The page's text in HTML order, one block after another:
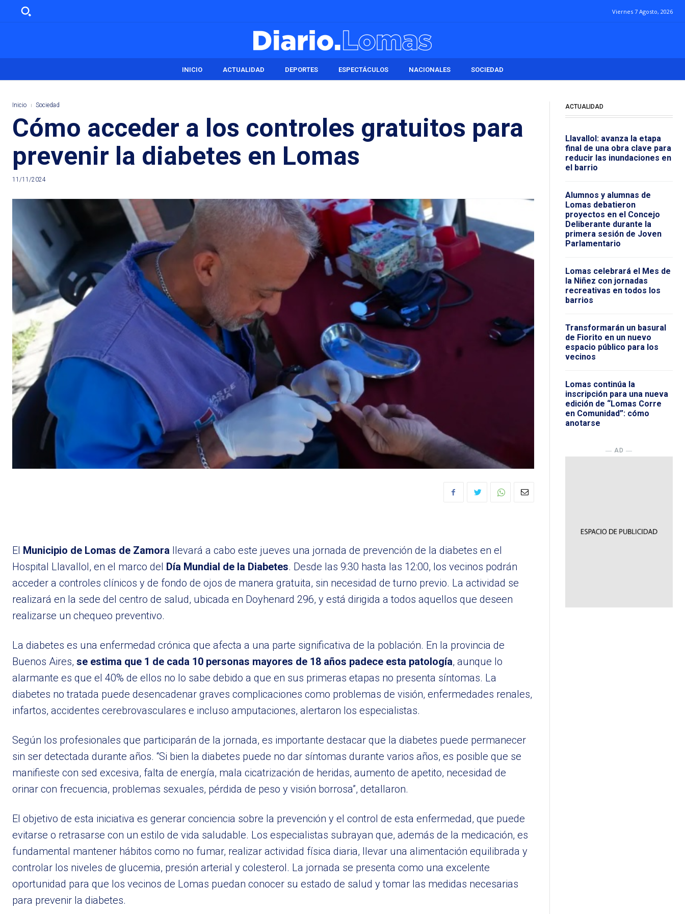
Viernes 7 Agosto, 2026
INICIO ACTUALIDAD DEPORTES ESPECTÁCULOS NACIONALES SOCIEDAD
Inicio Sociedad
Cómo acceder a los controles gratuitos para
prevenir la diabetes en Lomas
11/11/2024
El Municipio de Lomas de Zamora llevará a cabo este jueves una jornada de prevención de la diabetes en el
Hospital Llavallol, en el marco del Día Mundial de la Diabetes. Desde las 9:30 hasta las 12:00, los vecinos podrán
acceder a controles clínicos y de fondo de ojos de manera gratuita, sin necesidad de turno previo. La actividad se
realizará en la sede del centro de salud, ubicada en Doyhenard 296, y está dirigida a todos aquellos que deseen
realizarse un chequeo preventivo.
La diabetes es una enfermedad crónica que afecta a una parte significativa de la población. En la provincia de
Buenos Aires, se estima que 1 de cada 10 personas mayores de 18 años padece esta patología, aunque lo
alarmante es que el 40% de ellos no lo sabe debido a que en sus primeras etapas no presenta síntomas. La
diabetes no tratada puede desencadenar graves complicaciones como problemas de visión, enfermedades renales,
infartos, accidentes cerebrovasculares e incluso amputaciones, alertaron los especialistas.
Según los profesionales que participarán de la jornada, es importante destacar que la diabetes puede permanecer
sin ser detectada durante años. “Si bien la diabetes puede no dar síntomas durante varios años, es posible que se
manifieste con sed excesiva, falta de energía, mala cicatrización de heridas, aumento de apetito, necesidad de
orinar con frecuencia, problemas sexuales, pérdida de peso y visión borrosa”, detallaron.
El objetivo de esta iniciativa es generar conciencia sobre la prevención y el control de esta enfermedad, que puede
evitarse o retrasarse con un estilo de vida saludable. Los especialistas subrayan que, además de la medicación, es
fundamental mantener hábitos como no fumar, realizar actividad física diaria, llevar una alimentación equilibrada y
controlar los niveles de glucemia, presión arterial y colesterol. La jornada se presenta como una excelente
oportunidad para que los vecinos de Lomas puedan conocer su estado de salud y tomar las medidas necesarias
para prevenir la diabetes.
ACTUALIDAD
Llavallol: avanza la etapa
final de una obra clave para
reducir las inundaciones en
el barrio
Alumnos y alumnas de
Lomas debatieron
proyectos en el Concejo
Deliberante durante la
primera sesión de Joven
Parlamentario
Lomas celebrará el Mes de
la Niñez con jornadas
recreativas en todos los
barrios
Transformarán un basural
de Fiorito en un nuevo
espacio público para los
vecinos
Lomas continúa la
inscripción para una nueva
edición de “Lomas Corre
en Comunidad”: cómo
anotarse
― AD ―